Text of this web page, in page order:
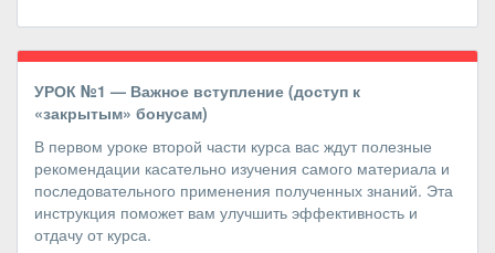
УРОК №1 — Важное вступление (доступ к
«закрытым» бонусам)
В первом уроке второй части курса вас ждут полезные
рекомендации касательно изучения самого материала и
последовательного применения полученных знаний. Эта
инструкция поможет вам улучшить эффективность и
отдачу от курса.